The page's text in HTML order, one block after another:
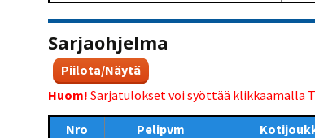
Sarjaohjelma
Piilota/Näytä
Huom! Sarjatulokset voi syöttää klikkaamalla
Nro Pelipvm